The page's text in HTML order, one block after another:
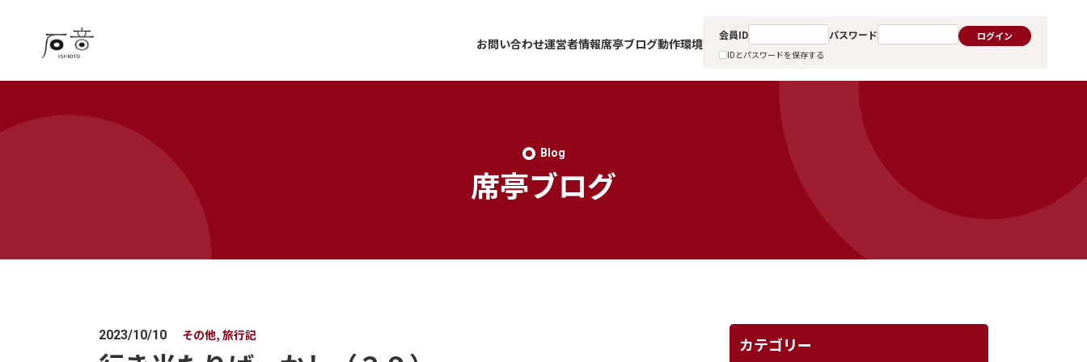
お問い合わせ運営者情報席亭ブログ動作環境
会員ID パスワード
IDとパスワードを保存する
ログイン
Blog
席亭ブログ
2023/10/10 その他, 旅行記 カテゴリー